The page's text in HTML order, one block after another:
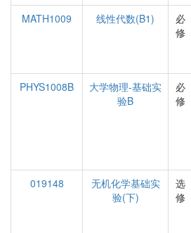
MATH1009
线性代数(B1)
必
修
PHYS1008B
大学物理-基础实
验B
必
修
019148
无机化学基础实
验(下)
选
修